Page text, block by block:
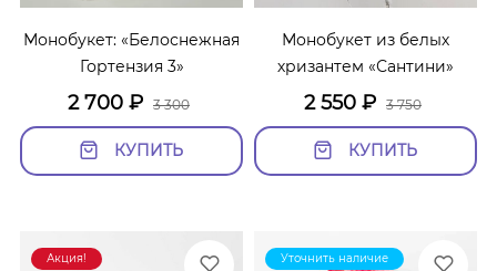
Монобукет: «Белоснежная
Гортензия 3»
2 700 ₽ 3 300
КУПИТЬ
Монобукет из белых
хризантем «Сантини»
2 550 ₽ 3 750
КУПИТЬ
Акция! Уточнить наличие